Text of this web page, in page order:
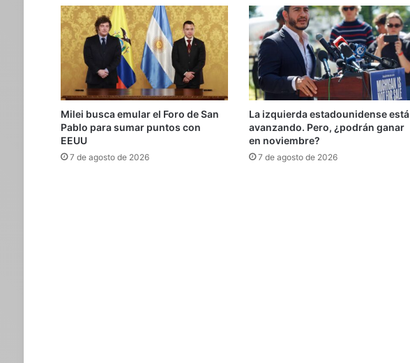
Milei busca emular el Foro de San
Pablo para sumar puntos con
EEUU
7 de agosto de 2026
La izquierda estadounidense está
avanzando. Pero, ¿podrán ganar
en noviembre?
7 de agosto de 2026